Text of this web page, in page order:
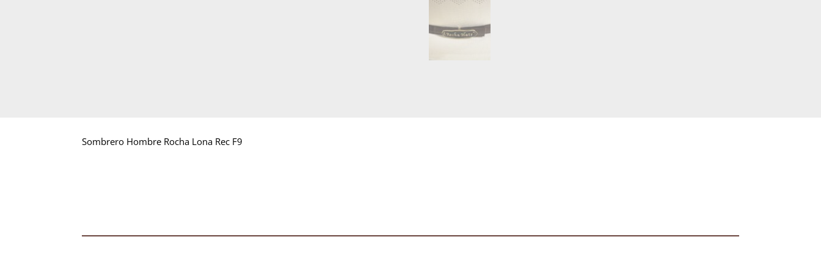
Sombrero Hombre Rocha Lona Rec F9